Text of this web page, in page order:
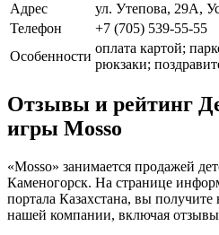
Адрес
ул. Утепова, 29А,
Телефон
+7 (705) 539-55-55
Особенности
оплата картой;
рюкзаки;
Отзывы и рейтинг
игры Mosso
«Mosso» занимается продажей
Каменогорск. На странице
портала Казахстана, вы
нашей компании, включая